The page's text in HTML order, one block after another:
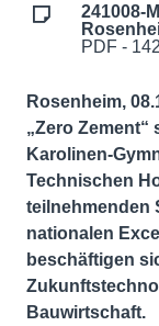
241008-
PDF -
Rosenheim,
„Zero Zement“
Karolinen-
Technischen
teilnehmenden
nationalen
beschäftigen
Bauwirtschaft.